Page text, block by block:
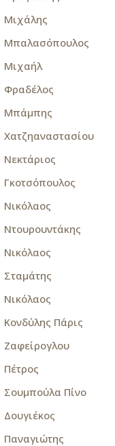
Μιχάλης
Μπαλασόπουλος
Μιχαήλ
Φραδέλος
Μπάμπης
Χατζηαναστασίου
Νεκτάριος
Γκοτσόπουλος
Νικόλαος
Ντουρουντάκης
Νικόλαος
Σταμάτης
Νικόλαος
Κονδύλης Πάρις
Ζαφείρογλου
Πέτρος
Σουμπούλα Πίνο
Δουγιέκος
Παναγιώτης